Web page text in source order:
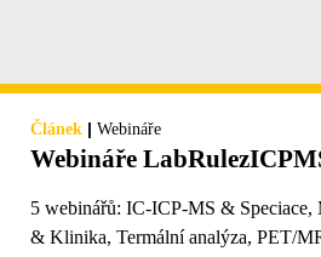
Článek | Webináře
Webináře
5 webinářů: IC-ICP-MS &
& Klinika, Termální analýza, PET/